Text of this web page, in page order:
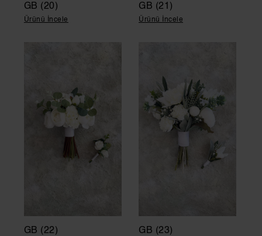
GB (20)
Ürünü İncele
GB (21)
Ürünü İncele
GB (22) GB (23)